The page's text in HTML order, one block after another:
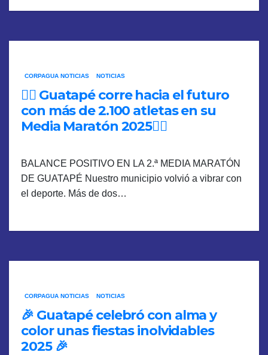
CORPAGUA NOTICIAS NOTICIAS
🏃‍♀️ Guatapé corre hacia el futuro
con más de 2.100 atletas en su
Media Maratón 2025🏃‍♀️
BALANCE POSITIVO EN LA 2.ª MEDIA MARATÓN
DE GUATAPÉ Nuestro municipio volvió a vibrar con
el deporte. Más de dos…
CORPAGUA NOTICIAS NOTICIAS
🎉 Guatapé celebró con alma y
color unas fiestas inolvidables
2025 🎉